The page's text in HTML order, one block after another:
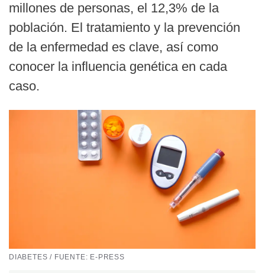
millones de personas, el 12,3% de la
población. El tratamiento y la prevención
de la enfermedad es clave, así como
conocer la influencia genética en cada
caso.
DIABETES / FUENTE: E-PRESS